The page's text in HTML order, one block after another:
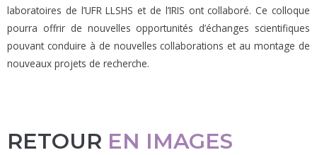
laboratoires de l’UFR LLSHS et de l’IRIS ont collaboré. Ce colloque
pourra offrir de nouvelles opportunités d’échanges scientifiques
pouvant conduire à de nouvelles collaborations et au montage de
nouveaux projets de recherche.
RETOUR EN IMAGES